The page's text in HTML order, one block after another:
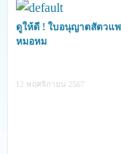
จำกัด และต้องกา
น้องหมาพันธุ์ไหนกั
ดูให้ดี ! ใบอนุญาตสัตวแ
หมอหม
12 พฤศจิกายน 2567